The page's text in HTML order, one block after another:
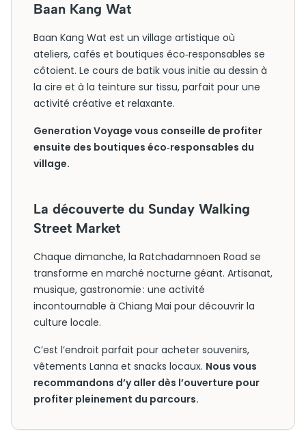
Baan Kang Wat
Baan Kang Wat est un village artistique où
ateliers, cafés et boutiques éco‑responsables se
côtoient. Le cours de batik vous initie au dessin à
la cire et à la teinture sur tissu, parfait pour une
activité créative et relaxante.
Generation Voyage vous conseille de profiter
ensuite des boutiques éco‑responsables du
village.
La découverte du Sunday Walking
Street Market
Chaque dimanche, la Ratchadamnoen Road se
transforme en marché nocturne géant. Artisanat,
musique, gastronomie : une activité
incontournable à Chiang Mai pour découvrir la
culture locale.
C’est l’endroit parfait pour acheter souvenirs,
vêtements Lanna et snacks locaux. Nous vous
recommandons d’y aller dès l’ouverture pour
profiter pleinement du parcours.